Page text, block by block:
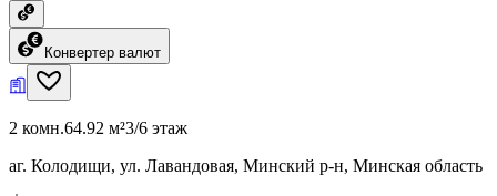
Конвертер валют
2 комн.64.92 м²3/6 этаж
аг. Колодищи, ул. Лавандовая, Минский р-н, Минская область